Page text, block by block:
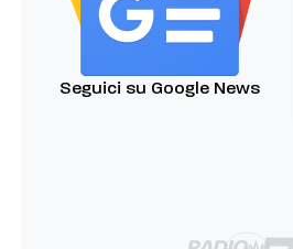
Seguici su Google News